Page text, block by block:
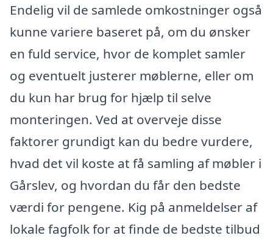
Endelig vil de samlede omkostninger også
kunne variere baseret på, om du ønsker
en fuld service, hvor de komplet samler
og eventuelt justerer møblerne, eller om
du kun har brug for hjælp til selve
monteringen. Ved at overveje disse
faktorer grundigt kan du bedre vurdere,
hvad det vil koste at få samling af møbler i
Gårslev, og hvordan du får den bedste
værdi for pengene. Kig på anmeldelser af
lokale fagfolk for at finde de bedste tilbud